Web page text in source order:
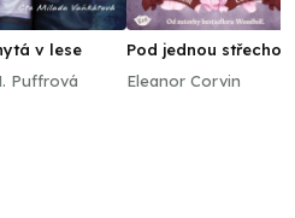
v lese
Puffrová
Pod jednou střechou
Eleanor Corvin